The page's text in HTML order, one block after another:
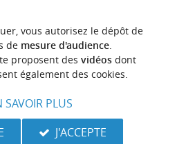
à Soustons Plage
vous autorisez le dépôt de
de mesure d'audience.
proposent des vidéosdont
également des cookies.
SAVOIR PLUS
J'ACCEPTE